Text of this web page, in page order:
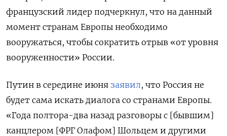
французский лидер подчеркнул, что на данный
момент странам Европы необходимо
вооружаться, чтобы сократить отрыв «от уровня
вооруженности» России.
Путин в середине июня заявил, что Россия не
будет сама искать диалога со странами Европы.
«Года полтора-два назад разговоры с [бывшим]
канцлером [ФРГ Олафом] Шольцем и другими